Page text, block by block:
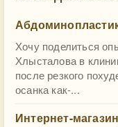
Хочу поделиться
Хлысталова в
после резкого
осанка как-...
Интернет-